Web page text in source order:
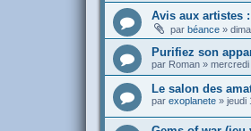
Avis aux artistes
par béance »
Purifiez son
par Roman » mercredi
Le salon des
par exoplanete » jeudi